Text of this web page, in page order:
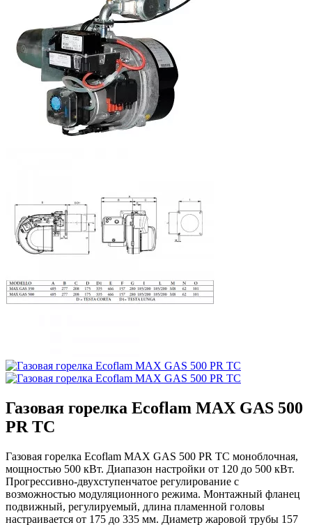
Газовая горелка Ecoflam MAX GAS 500
PR TC
Газовая горелка Ecoflam MAX GAS 500 PR TC моноблочная,
мощностью 500 кВт. Диапазон настройки от 120 до 500 кВт.
Прогрессивно-двухступенчатое регулирование с
возможностью модуляционного режима. Монтажный фланец
подвижный, регулируемый, длина пламенной головы
настраивается от 175 до 335 мм. Диаметр жаровой трубы 157